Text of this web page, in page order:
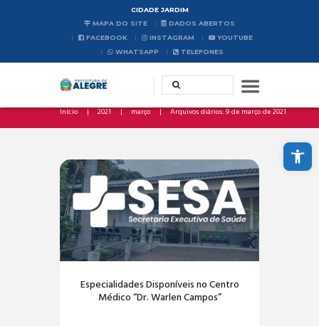
Abrir a barra de ferramentas
CIDADE JARDIM
MAPA DO SITE
DADOS ABERTOS
FACEBOOK
INSTAGRAM
YOUTUBE
WHATSAPP
TELEFONES
Início 2021 março Arquivos diários: 9 de março de 2021
Especialidades Disponíveis no Centro
Médico “Dr. Warlen Campos”